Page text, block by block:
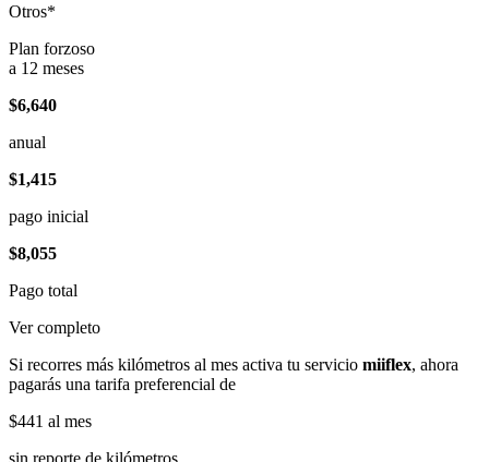
Otros*
Plan forzoso
a 12 meses
$6,640
anual
$1,415
pago inicial
$8,055
Pago total
Ver completo
Si recorres más kilómetros al mes activa tu servicio miiflex, ahora
pagarás una tarifa preferencial de
$441 al mes
sin reporte de kilómetros